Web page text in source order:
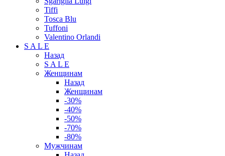
Tiffi
Tosca Blu
Tuffoni
Valentino Orlandi
S A L E
Назад
S A L E
Женщинам
Назад
Женщинам
-30%
-40%
-50%
-70%
-80%
Мужчинам